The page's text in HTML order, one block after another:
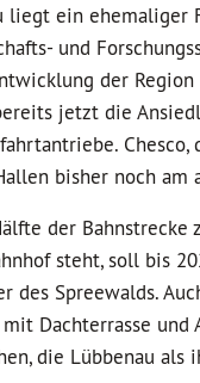
ein ehemaliger
und
der
jetzt die
Chesco,
bisher noch am
der
steht, soll bis
des Spreewalds.
mit Dachterrasse
die Lübbenau